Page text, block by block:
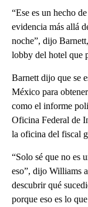
“Ese es un hecho
evidencia más allá
noche”, dijo
lobby del hotel que
Barnett dijo que se
México para
como el informe
Oficina Federal de
la oficina del fiscal
“Solo sé que no es
eso”, dijo Williams
descubrir qué
porque eso es lo